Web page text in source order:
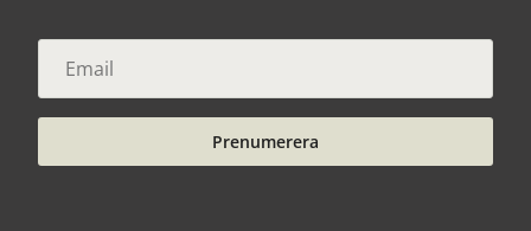
Prenumerera